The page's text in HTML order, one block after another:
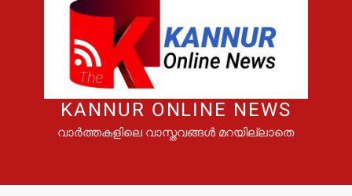
KANNUR ONLINE NEWS
വാർത്തകളിലെ വാസ്തവങ്ങൾ മറയില്ലാതെ